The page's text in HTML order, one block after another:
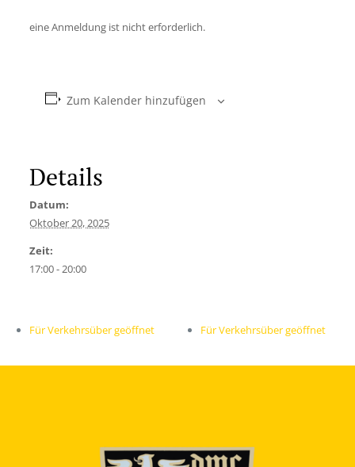
eine Anmeldung ist nicht erforderlich.
Zum Kalender hinzufügen
Details
Datum:
Oktober 20, 2025
Zeit:
17:00 - 20:00
Für Verkehrsüber geöffnet Für Verkehrsüber geöffnet